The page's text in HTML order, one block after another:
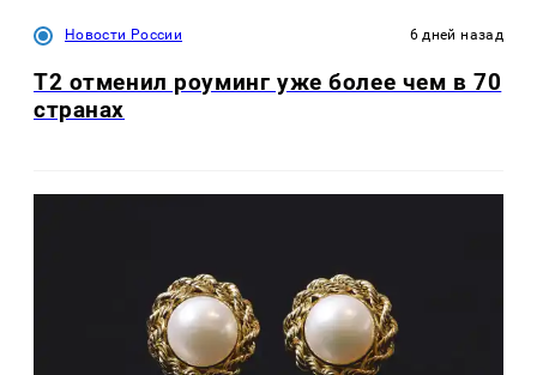
Новости России 6 дней назад
Т2 отменил роуминг уже более чем в 70
странах